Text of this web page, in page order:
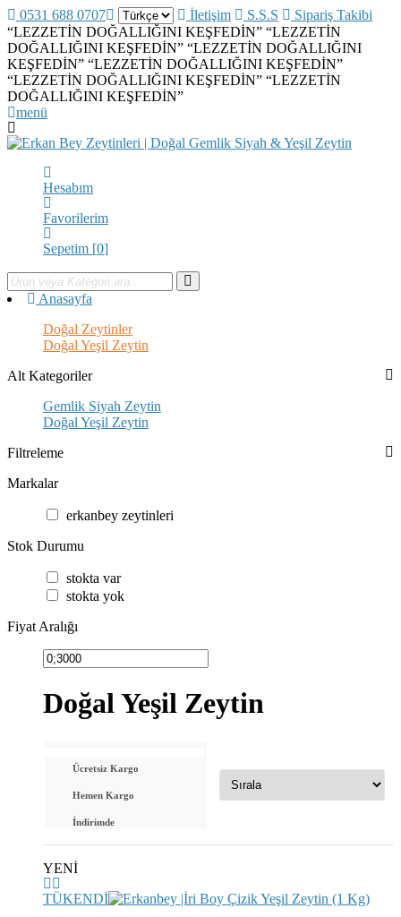
0531 688 0707 İletişim S.S.S
Sipariş Takibi
“LEZZETİN DOĞALLIĞINI KEŞFEDİN” “LEZZETİN
DOĞALLIĞINI KEŞFEDİN” “LEZZETİN DOĞALLIĞINI
KEŞFEDİN” “LEZZETİN DOĞALLIĞINI KEŞFEDİN”
“LEZZETİN DOĞALLIĞINI KEŞFEDİN” “LEZZETİN
DOĞALLIĞINI KEŞFEDİN”
menü
Hesabım
Favorilerim
Sepetim [0]
Anasayfa
Doğal Zeytinler
Doğal Yeşil Zeytin
Alt Kategoriler
Gemlik Siyah Zeytin
Doğal Yeşil Zeytin
Filtreleme
Markalar
erkanbey zeyti̇nleri̇
Stok Durumu
stokta var
stokta yok
Fiyat Aralığı
Doğal Yeşil Zeytin
Ücretsiz Kargo
Hemen Kargo
İndirimde
YENİ
TÜKENDİ